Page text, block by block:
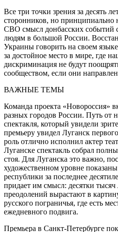
Все три точки зрения за десять
сторонников, но принципиально
СВО смысл донбасских событий
людям в большой России.
Украины говорить на своем
за достойное место в мире, где
дискриминация не будут
сообществом, если они
ВАЖНЫЕ ТЕМЫ
Команда проекта «Новороссия»
разных городов России. Путь от
спектакля, который увидели
премьеру увидел Луганск
роль отлично исполнил актер
Луганске спектакль собрал
стоя. Для Луганска это важно,
художественном уровне
республики за последнее
придает им смысл: десятки
преодолений вырастают в
русского пограничья, где есть
ежедневного подвига.
Премьера в Санкт-Петербурге